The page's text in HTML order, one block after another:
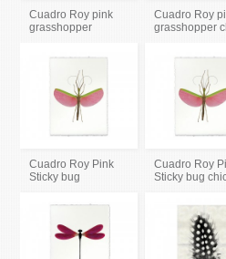
Cuadro Roy pink
grasshopper
Cuadro Roy
grasshopper
Cuadro Roy Pink
Sticky bug
Cuadro Roy
Sticky bug